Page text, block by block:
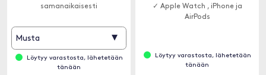
samanaikaisesti
Musta ▾
Löytyy varastosta, lähetetään
tänään
✓ Apple Watch , iPhone ja
AirPods
Löytyy varastosta, lähetetään
tänään